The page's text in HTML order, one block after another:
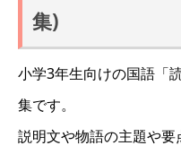
集)
小学3年生向けの国語「
集です。
説明文や物語の主題や要